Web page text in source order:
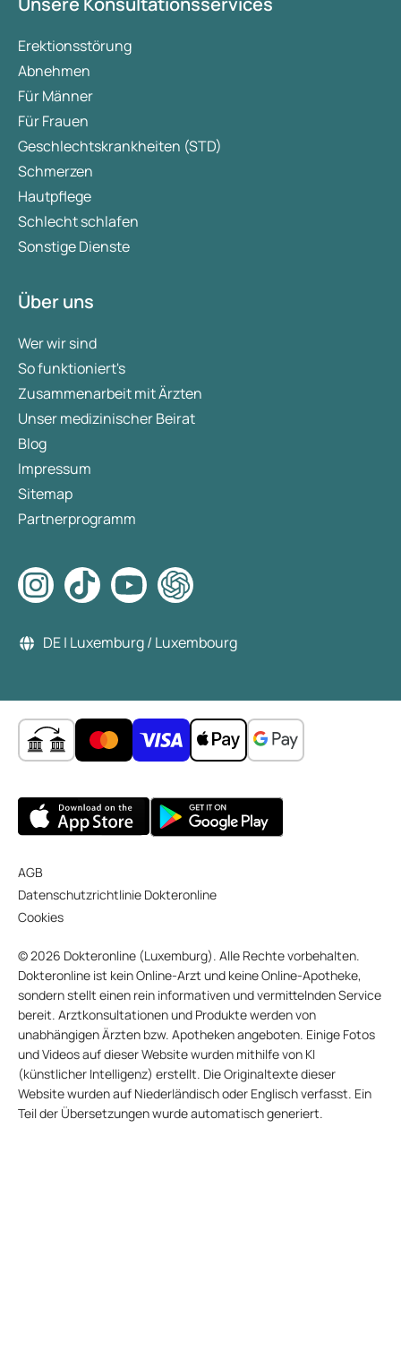
Erektionsstörung
Abnehmen
Für Männer
Für Frauen
Geschlechtskrankheiten (STD)
Schmerzen
Hautpflege
Schlecht schlafen
Sonstige Dienste
Über uns
Wer wir sind
So funktioniert's
Zusammenarbeit mit Ärzten
Unser medizinischer Beirat
Blog
Impressum
Sitemap
Partnerprogramm
DE | Luxemburg / Luxembourg
AGB
Datenschutzrichtlinie Dokteronline
Cookies
© 2026 Dokteronline (Luxemburg). Alle Rechte vorbehalten.
Dokteronline ist kein Online-Arzt und keine Online-Apotheke,
sondern stellt einen rein informativen und vermittelnden Service
bereit. Arztkonsultationen und Produkte werden von
unabhängigen Ärzten bzw. Apotheken angeboten. Einige Fotos
und Videos auf dieser Website wurden mithilfe von KI
(künstlicher Intelligenz) erstellt. Die Originaltexte dieser
Website wurden auf Niederländisch oder Englisch verfasst. Ein
Teil der Übersetzungen wurde automatisch generiert.